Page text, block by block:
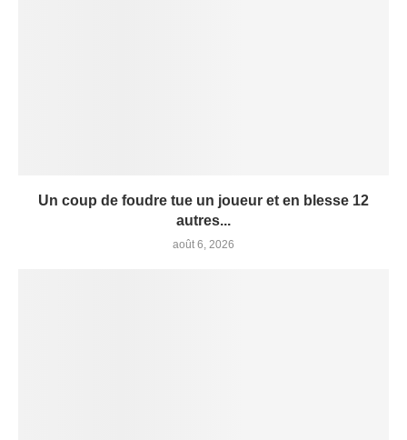
Un coup de foudre tue un joueur et en blesse 12
autres...
août 6, 2026